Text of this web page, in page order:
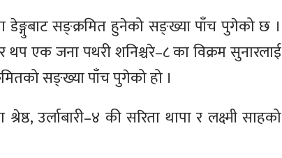
डेङ्गुबाट सङ्क्रमित हुनेको सङ्ख्या पाँच पुगेको छ ।
थप एक जना पथरी शनिश्चरे–८ का विक्रम सुनारलाई
सङ्ख्या पाँच पुगेको हो ।
उर्लाबारी–४ की सरिता थापा र लक्ष्मी साहको